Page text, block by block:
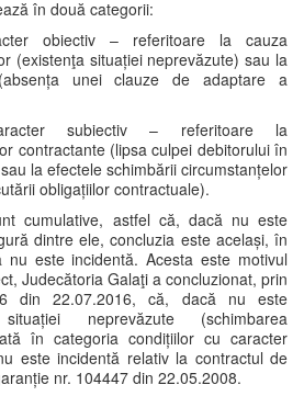
în două categorii:
obiectiv – referitoare la cauza
(existenţa situației neprevăzute) sau la
unei clauze de adaptare a
subiectiv – referitoare la
contractante (lipsa culpei debitorului în
la efectele schimbării circumstanțelor
obligațiilor contractuale).
cumulative, astfel că, dacă nu este
dintre ele, concluzia este același, în
nu este incidentă. Acesta este motivul
Judecătoria Galaţi a concluzionat, prin
din 22.07.2016, că, dacă nu este
neprevăzute (schimbarea
în categoria condițiilor cu caracter
este incidentă relativ la contractul de
nr. 104447 din 22.05.2008.